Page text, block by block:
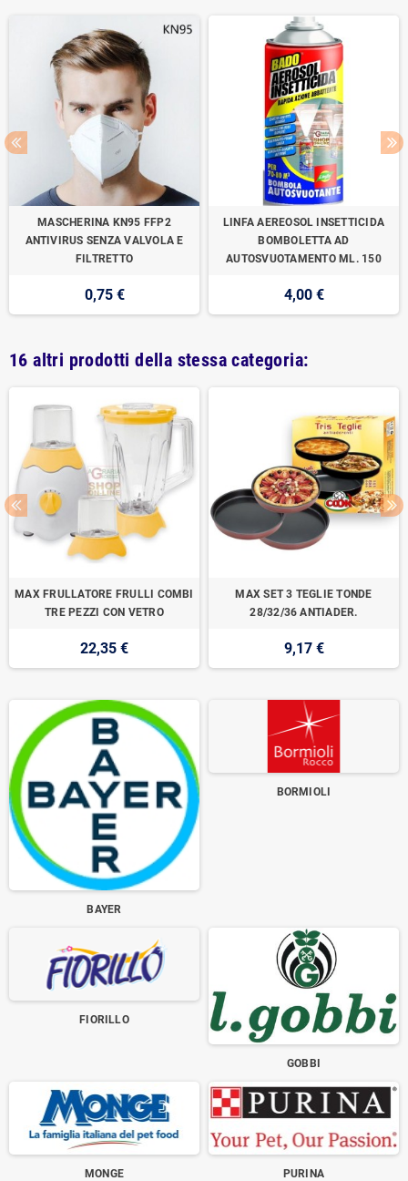
MASCHERINA KN95 FFP2
ANTIVIRUS SENZA VALVOLA E
FILTRETTO
0,75 €
LINFA AEREOSOL INSETTICIDA
BOMBOLETTA AD
AUTOSVUOTAMENTO ML. 150
4,00 €
16 altri prodotti della stessa categoria:
MAX FRULLATORE FRULLI COMBI
TRE PEZZI CON VETRO
22,35 €
MAX SET 3 TEGLIE TONDE
28/32/36 ANTIADER.
9,17 €
BAYER
BORMIOLI
FIORILLO
GOBBI
MONGE PURINA